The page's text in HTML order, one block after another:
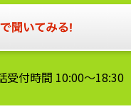
受付時間 10:00～18:30